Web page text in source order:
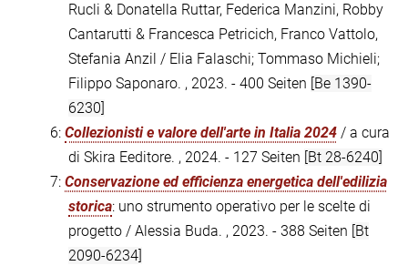
Rucli & Donatella Ruttar, Federica Manzini, Robby
Cantarutti & Francesca Petricich, Franco Vattolo,
Stefania Anzil / Elia Falaschi; Tommaso Michieli;
Filippo Saponaro. , 2023. - 400 Seiten [Be 1390-
6230]
6: Collezionisti e valore dell'arte in Italia 2024 / a cura
di Skira Eeditore. , 2024. - 127 Seiten [Bt 28-6240]
7: Conservazione ed efficienza energetica dell'edilizia
storica: uno strumento operativo per le scelte di
progetto / Alessia Buda. , 2023. - 388 Seiten [Bt
2090-6234]